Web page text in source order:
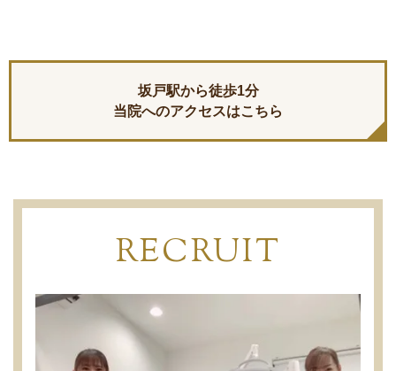
坂戸駅から徒歩1分
当院へのアクセスはこちら
RECRUIT